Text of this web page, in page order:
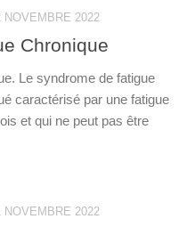
NOVEMBRE 2022
Chronique
Le syndrome de fatigue
caractérisé par une fatigue
et qui ne peut pas être
NOVEMBRE 2022